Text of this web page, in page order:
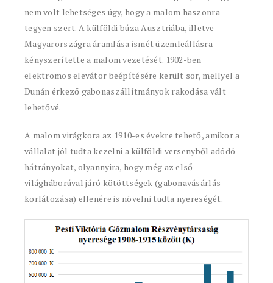
nem volt lehetséges úgy, hogy a malom haszonra
tegyen szert. A külföldi búza Ausztriába, illetve
Magyarországra áramlása ismét üzemleállásra
kényszerítette a malom vezetését. 1902-ben
elektromos elevátor beépítésére került sor, mellyel a
Dunán érkező gabonaszállítmányok rakodása vált
lehetővé.
A malom virágkora az 1910-es évekre tehető, amikor a
vállalat jól tudta kezelni a külföldi versenyből adódó
hátrányokat, olyannyira, hogy még az első
világháborúval járó kötöttségek (gabonavásárlás
korlátozása) ellenére is növelni tudta nyereségét.